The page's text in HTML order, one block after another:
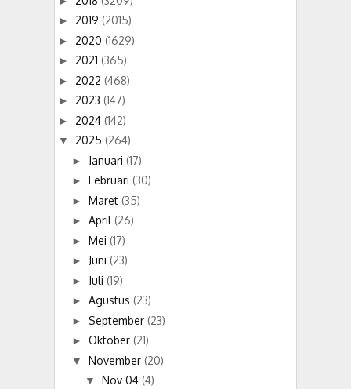
► 2019 (2015)
► 2020 (1629)
► 2021 (365)
► 2022 (468)
► 2023 (147)
► 2024 (142)
▼ 2025 (264)
► Januari (17)
► Februari (30)
► Maret (35)
► April (26)
► Mei (17)
► Juni (23)
► Juli (19)
► Agustus (23)
► September (23)
► Oktober (21)
▼ November (20)
▼ Nov 04 (4)